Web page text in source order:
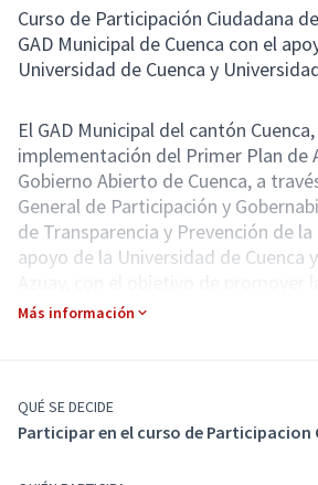
Curso de Participación Ciudadana
GAD Municipal de Cuenca con el
Universidad de Cuenca y
El GAD Municipal del cantón
implementación del Primer Plan de
Gobierno Abierto de Cuenca, a
General de Participación y
de Transparencia y Prevención de
apoyo de la Universidad de Cuenca
ciudadana, ha desarrolado el
básicos y claves para que permita
construcción de una sociedad más
Más información
QUÉ SE DECIDE
Participar en el curso de Participacion